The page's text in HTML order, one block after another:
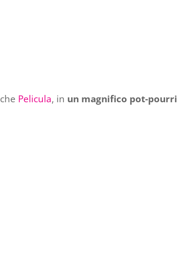
Pelicula, in un magnifico pot-pourri